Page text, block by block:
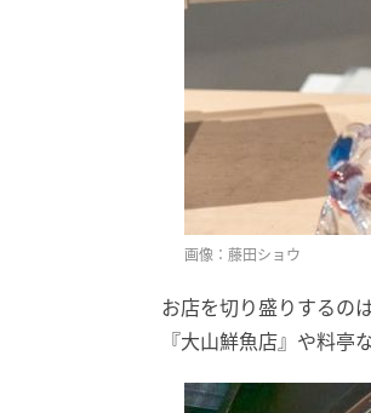
画像：藤田ショウ
お店を切り盛りするの
『大山鮮魚店』や料亭